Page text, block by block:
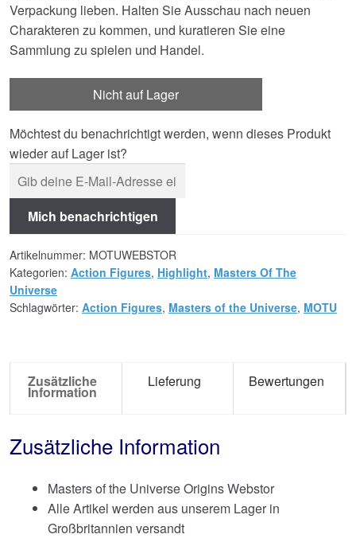
Verpackung lieben. Halten Sie Ausschau nach neuen
Charakteren zu kommen, und kuratieren Sie eine
Sammlung zu spielen und Handel.
Nicht auf Lager
Möchtest du benachrichtigt werden, wenn dieses Produkt
wieder auf Lager ist?
Mich benachrichtigen
Artikelnummer: MOTUWEBSTOR
Kategorien: Action Figures, Highlight, Masters Of The
Universe
Schlagwörter: Action Figures, Masters of the Universe, MOTU
Zusätzliche
Information
Lieferung Bewertungen
Zusätzliche Information
Masters of the Universe Origins Webstor
Alle Artikel werden aus unserem Lager in
Großbritannien versandt